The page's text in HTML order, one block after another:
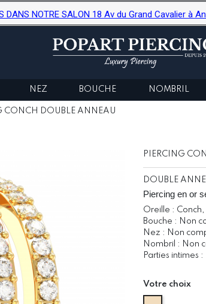
DANS NOTRE SALON 18 Av du Grand Cavalier à
NEZ BOUCHE NOMBRIL
CONCH DOUBLE ANNEAU
PIERCING
DOUBLE
Piercing en or
Oreille :
Bouche : Non
Nez : Non
Nombril : Non
Parties intimes
Votre choix
Or Jaune